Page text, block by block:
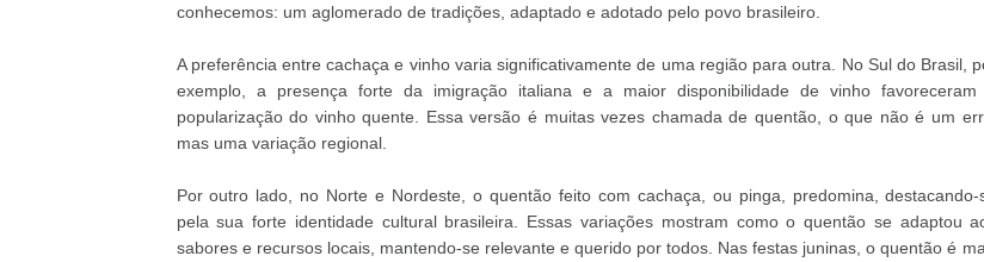
conhecemos: um aglomerado de tradições, adaptado e adotado pelo povo brasileiro.
A preferência entre cachaça e vinho varia significativamente de uma região para outra. No Sul do Brasil,
exemplo, a presença forte da imigração italiana e a maior disponibilidade de vinho
popularização do vinho quente. Essa versão é muitas vezes chamada de quentão, o que não é um
mas uma variação regional.
Por outro lado, no Norte e Nordeste, o quentão feito com cachaça, ou pinga, predomina, destacando-
pela sua forte identidade cultural brasileira. Essas variações mostram como o quentão se adaptou
sabores e recursos locais, mantendo-se relevante e querido por todos. Nas festas juninas, o quentão é